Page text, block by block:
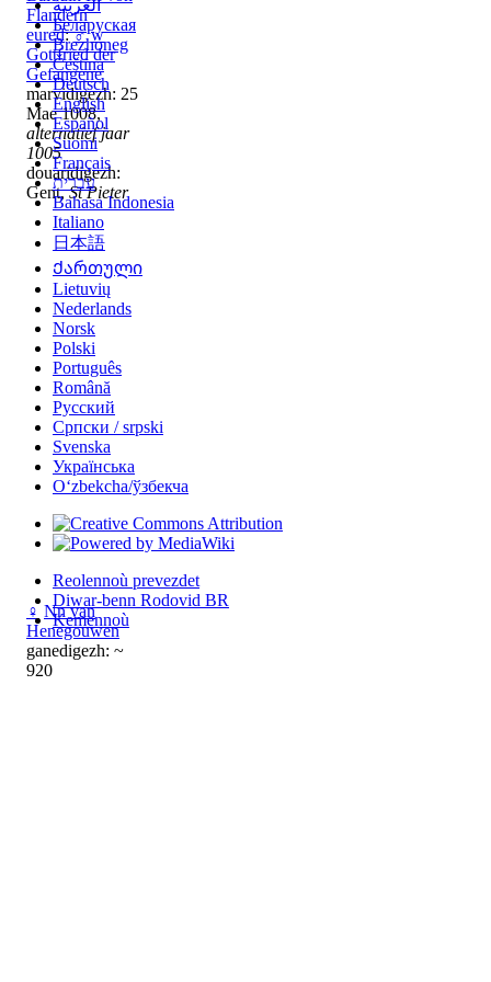
Flandern
eured:♂ w
Gottfried der
Gefangene
marvidigezh: 25
Mae 1008,
alternatief jaar
1005
douaridigezh:
Gent,St Pieter
♀ Nn van
Henegouwen
ganedigezh: ~
920
العربية
Беларуская
Brezhoneg
Čeština
Deutsch
English
Español
Suomi
Français
עברית
Bahasa Indonesia
Italiano
日本語
Ქართული
Lietuvių
Nederlands
Norsk
Polski
Português
Română
Русский
Српски / srpski
Svenska
Українська
Oʻzbekcha/ўзбекча
Reolennoù prevezdet
Diwar-benn Rodovid BR
Kemennoù